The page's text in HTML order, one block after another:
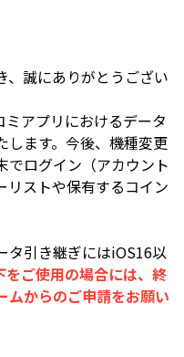
、誠にありがとうござい
アプリにおけるデータ
します。今後、機種変更
でログイン（アカウント
リストや保有するコイン
タ引き継ぎにはiOS16以
をご使用の場合には、終
ムからのご申請をお願い